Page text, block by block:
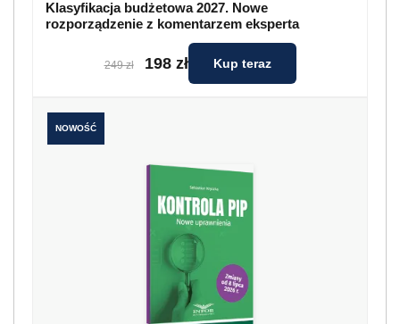
Klasyfikacja budżetowa 2027. Nowe
rozporządzenie z komentarzem eksperta
249 zł 198 zł Kup teraz
NOWOŚĆ